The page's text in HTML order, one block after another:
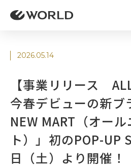
2026.05.14
【事業リリース
今春デビューの新ブ
NEW MART（オー
ト）」初のPOP-UP
日（土）より開催！